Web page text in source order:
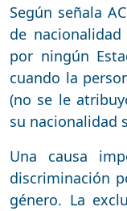
Según señala
de
por ningún
cuando la
(no se le
su nacionalidad
Una causa
discriminación
género. La